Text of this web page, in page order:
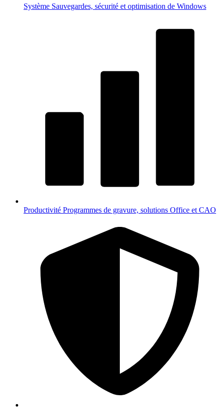
Système Sauvegardes, sécurité et optimisation de Windows
Productivité Programmes de gravure, solutions Office et CAO